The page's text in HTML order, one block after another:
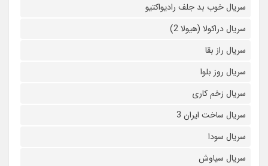
سریال خوب بد جلف رادیواکتیو
سریال دراکولا (هیولا 2)
سریال راز بقا
سریال روز بلوا
سریال زخم کاری
سریال ساخت ایران 3
سریال سودا
سریال سیاوش